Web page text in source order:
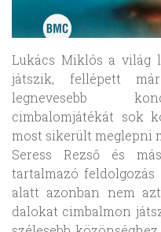
Lukács Miklós a világ
játszik, fellépett
legnevesebb
cimbalomjátékát sok
most sikerült meglepni
Seress Rezső és
tartalmazó
alatt azonban nem
dalokat cimbalmon